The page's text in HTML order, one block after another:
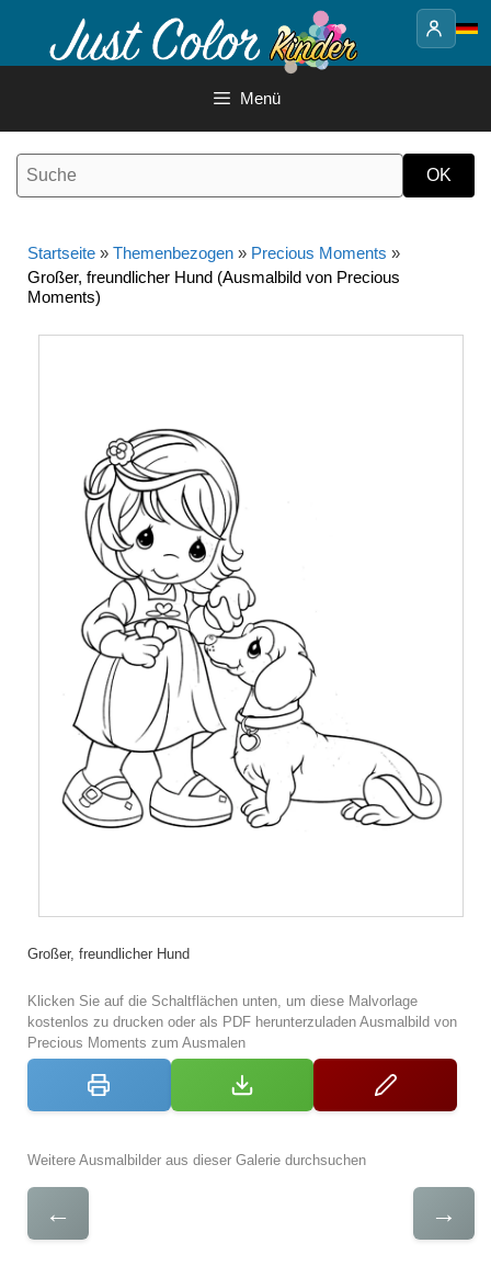
Inhalt
Menü
Startseite » Themenbezogen » Precious Moments »
Großer, freundlicher Hund (Ausmalbild von Precious
Moments)
Großer, freundlicher Hund
Klicken Sie auf die Schaltflächen unten, um diese Malvorlage
kostenlos zu drucken oder als PDF herunterzuladen Ausmalbild von
Precious Moments zum Ausmalen
Weitere Ausmalbilder aus dieser Galerie durchsuchen
← →